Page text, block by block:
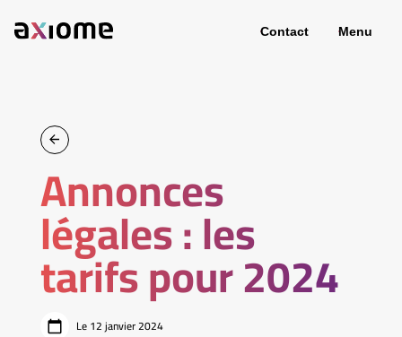
Contact Menu
Annonces
légales : les
tarifs pour 2024
Le 12 janvier 2024